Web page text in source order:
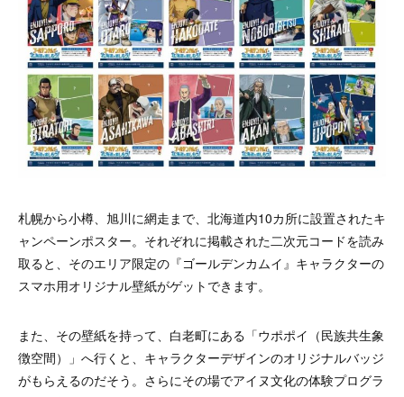
札幌から小樽、旭川に網走まで、北海道内10カ所に設置されたキ
ャンペーンポスター。それぞれに掲載された二次元コードを読み
取ると、そのエリア限定の『ゴールデンカムイ』キャラクターの
スマホ用オリジナル壁紙がゲットできます。
また、その壁紙を持って、白老町にある「ウポポイ（民族共生象
徴空間）」へ行くと、キャラクターデザインのオリジナルバッジ
がもらえるのだそう。さらにその場でアイヌ文化の体験プログラ